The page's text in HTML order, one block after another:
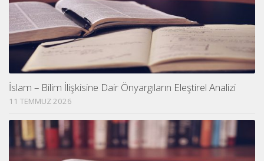
İslam – Bilim İlişkisine Dair Önyargıların Eleştirel Analizi
11 TEMMUZ 2026